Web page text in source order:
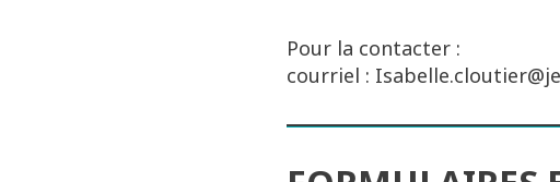
Pour la contacter :
courriel :